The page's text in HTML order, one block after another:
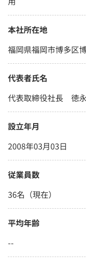
本社所在地
福岡県福岡市博多区
代表者氏名
代表取締役社長 徳
設立年月
2008年03月03日
従業員数
36名（現在）
平均年齢
--